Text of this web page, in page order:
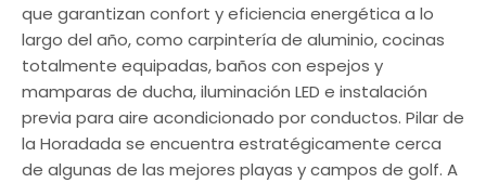
que garantizan confort y eficiencia energética a lo
largo del año, como carpintería de aluminio, cocinas
totalmente equipadas, baños con espejos y
mamparas de ducha, iluminación LED e instalación
previa para aire acondicionado por conductos. Pilar de
la Horadada se encuentra estratégicamente cerca
de algunas de las mejores playas y campos de golf. A